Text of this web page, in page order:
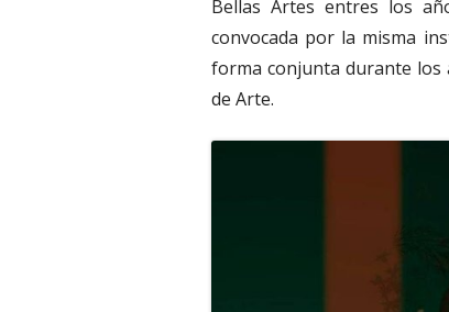
Bellas Artes entres los
convocada por la misma
forma conjunta durante los
de Arte.